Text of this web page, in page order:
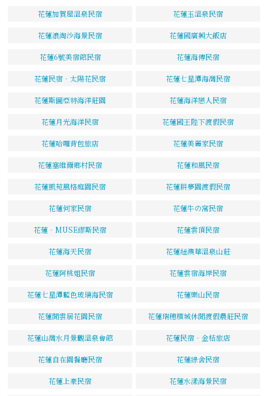
花蓮加賀屋溫泉民宿 花蓮玉溫泉民宿
花蓮浪淘沙海景民宿 花蓮國廣興大飯店
花蓮6號美宿館民宿 花蓮海傳民宿
花蓮民宿‧太陽花民宿 花蓮七星潭海灣民宿
花蓮斯圖亞特海洋莊園 花蓮海洋戀人民宿
花蓮月光海洋民宿 花蓮國王陛下渡假民宿
花蓮哈囉背包旅店 花蓮美麗家民宿
花蓮塞維爾鄉村民宿 花蓮和風民宿
花蓮凱苑風格庭園民宿 花蓮耕夢園渡假民宿
花蓮何家民宿 花蓮牛の窩民宿
花蓮‧MUSE繆斯民宿 花蓮雲頂民宿
花蓮海天民宿 花蓮紐澳華溫泉山莊
花蓮阿桃姐民宿 花蓮雲宿海岸民宿
花蓮七星潭藍色玻璃海民宿 花蓮樂山民宿
花蓮閒雲居花園民宿 花蓮瑞穗檳城休閒渡假農莊民宿
花蓮山灣水月景觀溫泉會館 花蓮民宿．金桔旅店
花蓮自在園餐廳民宿 花蓮綠舍民宿
花蓮上豪民宿 花蓮水漾海景民宿